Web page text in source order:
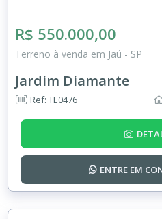
R$ 550.000,00
Terreno à venda em Jaú - SP
Jardim Diamante
Ref: TE0476
ENTRE EM